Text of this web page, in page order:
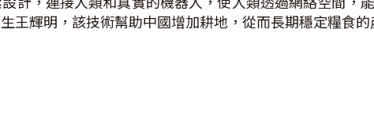
王輝明，該技術幫助中國增加耕地，從而長期穩定糧食的